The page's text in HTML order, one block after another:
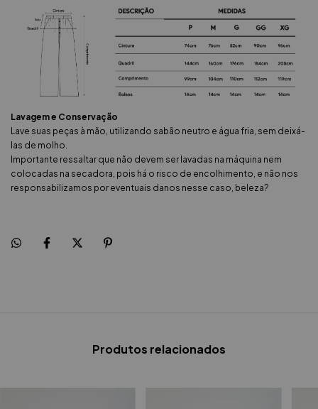
Lavagem e Conservação
Lave suas peças à mão, utilizando sabão neutro e água fria, sem deixá-
las de molho.
Importante ressaltar que não devem ser lavadas na máquina nem
colocadas na secadora, pois há o risco de encolhimento, e não nos
responsabilizamos por eventuais danos nesse caso, beleza?
Produtos relacionados